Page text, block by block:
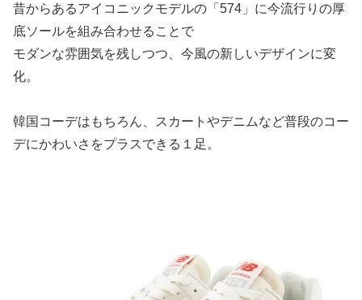
昔からあるアイコニックモデルの「574」に今流行りの厚
底ソールを組み合わせることで
モダンな雰囲気を残しつつ、今風の新しいデザインに変
化。
韓国コーデはもちろん、スカートやデニムなど普段のコー
デにかわいさをプラスできる１足。